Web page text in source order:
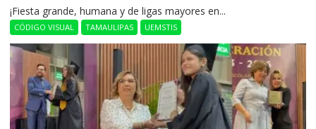
​¡Fiesta grande, humana y de ligas mayores en...
CÓDIGO VISUAL TAMAULIPAS UEMSTIS